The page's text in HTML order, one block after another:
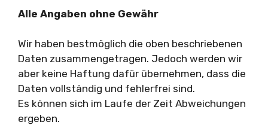
Alle Angaben ohne Gewähr
Wir haben bestmöglich die oben beschriebenen
Daten zusammengetragen. Jedoch werden wir
aber keine Haftung dafür übernehmen, dass die
Daten vollständig und fehlerfrei sind.
Es können sich im Laufe der Zeit Abweichungen
ergeben.